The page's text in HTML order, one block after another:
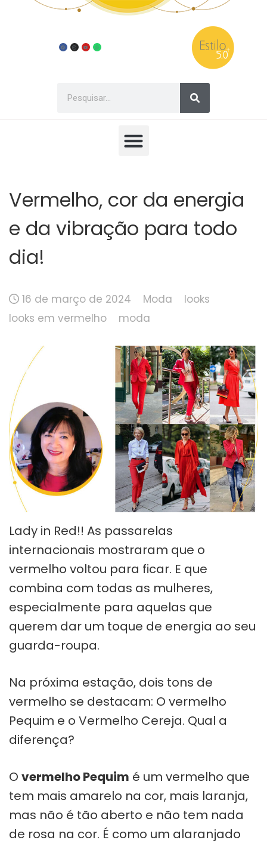
Vermelho, cor da energia
e da vibração para todo
dia!
16 de março de 2024 Moda
looks
looks em vermelho
moda
Lady in Red!! As passarelas
internacionais mostraram que o
vermelho voltou para ficar. E que
combina com todas as mulheres,
especialmente para aquelas que
querem dar um toque de energia ao seu
guarda-roupa.
Na próxima estação, dois tons de
vermelho se destacam: O vermelho
Pequim e o Vermelho Cereja. Qual a
diferença?
O vermelho Pequim é um vermelho que
tem mais amarelo na cor, mais laranja,
mas não é tão aberto e não tem nada
de rosa na cor. É como um alaranjado